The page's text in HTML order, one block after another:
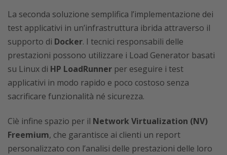
La seconda soluzione semplifica l’implementazione dei
test applicativi in un’infrastruttura ibrida attraverso il
supporto di Docker. I tecnici responsabili delle
prestazioni possono utilizzare i Load Generator basati
su Linux di HP LoadRunner per eseguire i test
applicativi in modo rapido e poco costoso senza
sacrificare funzionalità né sicurezza.
Cìè infine spazio per il Network Virtualization (NV)
Freemium, che garantisce ai clienti un report
personalizzato con l’analisi delle prestazioni delle loro